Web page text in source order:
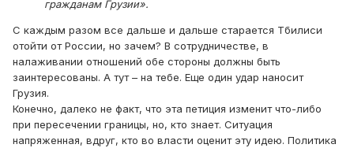
гражданам Грузии».
С каждым разом все дальше и дальше старается Тбилиси
отойти от России, но зачем? В сотрудничестве, в
налаживании отношений обе стороны должны быть
заинтересованы. А тут – на тебе. Еще один удар наносит
Грузия.
Конечно, далеко не факт, что эта петиция изменит что-либо
при пересечении границы, но, кто знает. Ситуация
напряженная, вдруг, кто во власти оценит эту идею. Политика